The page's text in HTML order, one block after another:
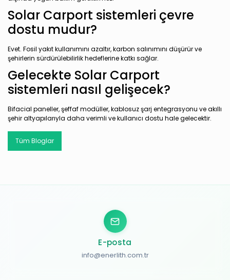
Solar Carport sistemleri çevre
dostu mudur?
Evet. Fosil yakıt kullanımını azaltır, karbon salınımını düşürür ve
şehirlerin sürdürülebilirlik hedeflerine katkı sağlar.
Gelecekte Solar Carport
sistemleri nasıl gelişecek?
Bifacial paneller, şeffaf modüller, kablosuz şarj entegrasyonu ve akıllı
şehir altyapılarıyla daha verimli ve kullanıcı dostu hale gelecektir.
Tüm Bloglar
E-posta
info@enerlith.com.tr